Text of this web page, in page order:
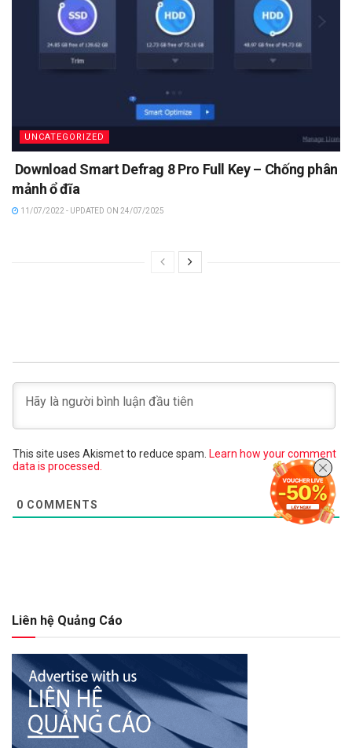
UNCATEGORIZED
Download Smart Defrag 8 Pro Full Key – Chống phân
mảnh ổ đĩa
11/07/2022 - UPDATED ON 24/07/2025
This site uses Akismet to reduce spam. Learn how your comment
data is processed.
0 COMMENTS
Liên hệ Quảng Cáo